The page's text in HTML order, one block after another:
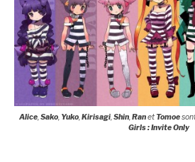
Alice,Sako, Yuko,Kirisagi,Shin,Ranet Tomoe
Girls : Invite Only